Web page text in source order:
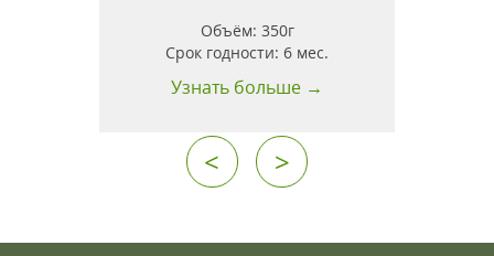
Объём: 350г
Срок годности:6 мес.
Узнать больше →
< >